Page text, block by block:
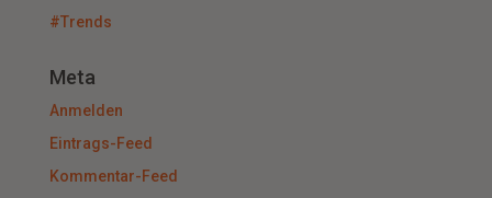
#Trends
Meta
Anmelden
Eintrags-Feed
Kommentar-Feed